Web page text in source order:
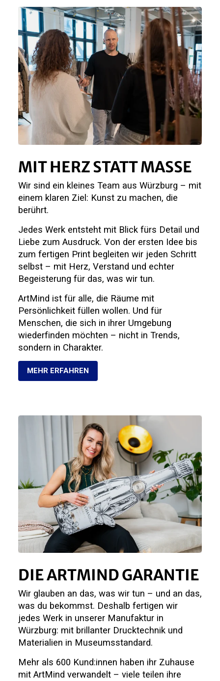
MIT HERZ STATT MASSE
Wir sind ein kleines Team aus Würzburg – mit
einem klaren Ziel: Kunst zu machen, die
berührt.
Jedes Werk entsteht mit Blick fürs Detail und
Liebe zum Ausdruck. Von der ersten Idee bis
zum fertigen Print begleiten wir jeden Schritt
selbst – mit Herz, Verstand und echter
Begeisterung für das, was wir tun.
ArtMind ist für alle, die Räume mit
Persönlichkeit füllen wollen. Und für
Menschen, die sich in ihrer Umgebung
wiederfinden möchten – nicht in Trends,
sondern in Charakter.
MEHR ERFAHREN
DIE ARTMIND GARANTIE
Wir glauben an das, was wir tun – und an das,
was du bekommst. Deshalb fertigen wir
jedes Werk in unserer Manufaktur in
Würzburg: mit brillanter Drucktechnik und
Materialien in Museumsstandard.
Mehr als 600 Kund:innen haben ihr Zuhause
mit ArtMind verwandelt – viele teilen ihre